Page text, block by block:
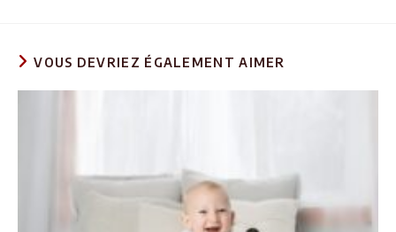
VOUS DEVRIEZ ÉGALEMENT AIMER